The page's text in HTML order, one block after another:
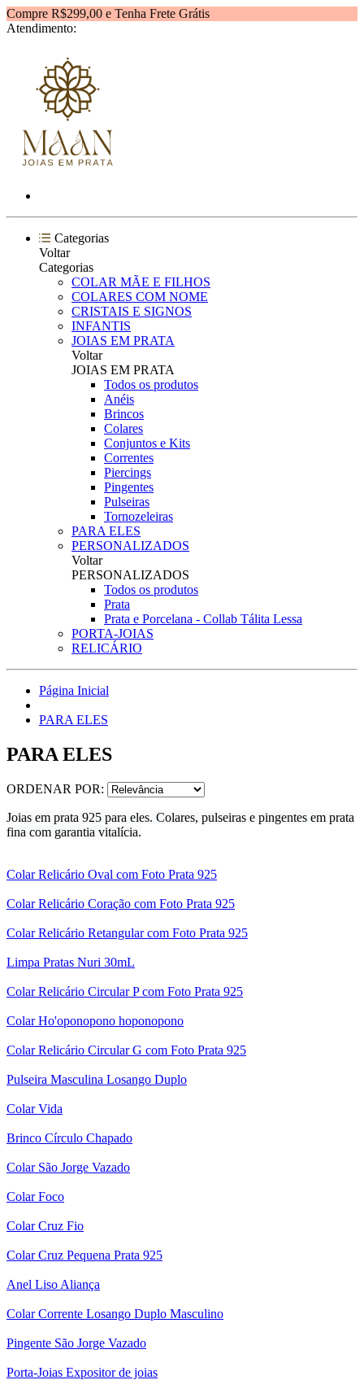
Compre R$299,00 e Tenha Frete Grátis
Atendimento:
Categorias
Voltar
Categorias
COLAR MÃE E FILHOS
COLARES COM NOME
CRISTAIS E SIGNOS
INFANTIS
JOIAS EM PRATA
Voltar
JOIAS EM PRATA
Todos os produtos
Anéis
Brincos
Colares
Conjuntos e Kits
Correntes
Piercings
Pingentes
Pulseiras
Tornozeleiras
PARA ELES
PERSONALIZADOS
Voltar
PERSONALIZADOS
Todos os produtos
Prata
Prata e Porcelana - Collab Tálita Lessa
PORTA-JOIAS
RELICÁRIO
Página Inicial
PARA ELES
PARA ELES
ORDENAR POR:
Joias em prata 925 para eles. Colares, pulseiras e pingentes em prata
fina com garantia vitalícia.
Colar Relicário Oval com Foto Prata 925
Colar Relicário Coração com Foto Prata 925
Colar Relicário Retangular com Foto Prata 925
Limpa Pratas Nuri 30mL
Colar Relicário Circular P com Foto Prata 925
Colar Ho'oponopono hoponopono
Colar Relicário Circular G com Foto Prata 925
Pulseira Masculina Losango Duplo
Colar Vida
Brinco Círculo Chapado
Colar São Jorge Vazado
Colar Foco
Colar Cruz Fio
Colar Cruz Pequena Prata 925
Anel Liso Aliança
Colar Corrente Losango Duplo Masculino
Pingente São Jorge Vazado
Porta-Joias Expositor de joias